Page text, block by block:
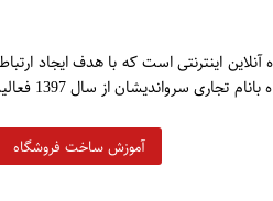
5آنلاین اینترنتی است که با هدف ایجاد
از سال 1397 فعالیت خود را آغاز نموده است.
آموزش ساخت فروشگاه